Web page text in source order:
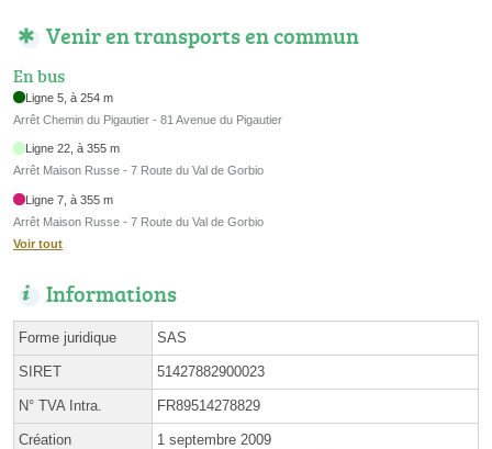
Venir en transports en commun
En bus
Ligne 5, à 254 m
Arrêt Chemin du Pigautier - 81 Avenue du Pigautier
Ligne 22, à 355 m
Arrêt Maison Russe - 7 Route du Val de Gorbio
Ligne 7, à 355 m
Arrêt Maison Russe - 7 Route du Val de Gorbio
Voir tout
Informations
Forme juridique SAS
SIRET 51427882900023
N° TVA Intra. FR89514278829
Création 1 septembre 2009